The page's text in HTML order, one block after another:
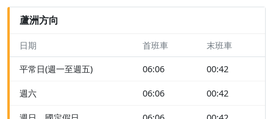
蘆洲方向
日期 首班車 末班車
平常日(週一至週五) 06:06 00:42
週六 06:06 00:42